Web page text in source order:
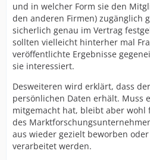
und in welcher Form sie den
den anderen Firmen) zugänglich
sicherlich genau im Vertrag
sollten vielleicht hinterher mal
veröffentlichte Ergebnisse
sie interessiert.
Desweiteren wird erklärt, dass
persönlichen Daten erhält. Muss
mitgemacht hat, bleibt aber wohl
des
aus wieder gezielt beworben
verarbeitet werden.